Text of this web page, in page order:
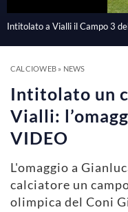
Intitolato a Vialli il Campo 3
CALCIOWEB» NEWS
Intitolato un
Vialli:
VIDEO
L'omaggio a
calciatore un
olimpica del Coni